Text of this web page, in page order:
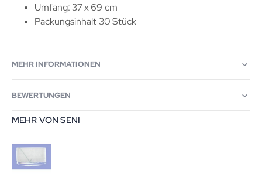
Umfang: 37 x 69 cm
Packungsinhalt 30 Stück
MEHR INFORMATIONEN
BEWERTUNGEN
MEHR VON SENI